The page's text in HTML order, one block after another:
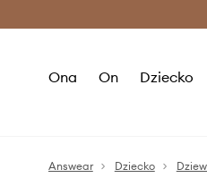
Ona On Dziecko
Answear Dziecko